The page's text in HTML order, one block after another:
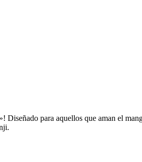
Diseñado para aquellos que aman el